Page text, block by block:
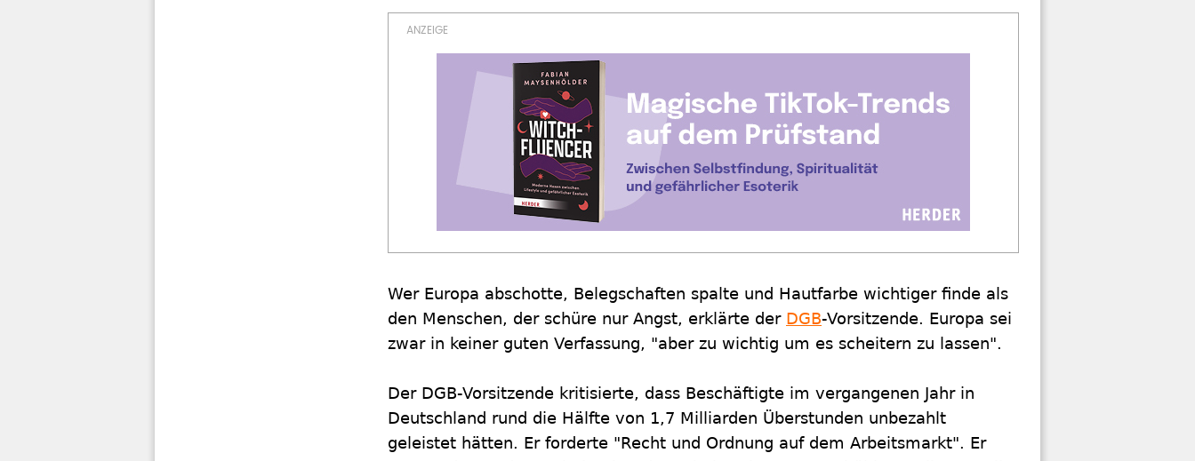
Wer Europa abschotte, Belegschaften spalte und Hautfarbe wichtiger finde als
den Menschen, der schüre nur Angst, erklärte der DGB-Vorsitzende. Europa sei
zwar in keiner guten Verfassung, "aber zu wichtig um es scheitern zu lassen".
Der DGB-Vorsitzende kritisierte, dass Beschäftigte im vergangenen Jahr in
Deutschland rund die Hälfte von 1,7 Milliarden Überstunden unbezahlt
geleistet hätten. Er forderte "Recht und Ordnung auf dem Arbeitsmarkt". Er